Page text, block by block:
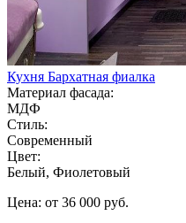
Кухня Бархатная фиалка
Материал фасада:
МДФ
Стиль:
Современный
Цвет:
Белый, Фиолетовый
Цена: от 36 000 руб.